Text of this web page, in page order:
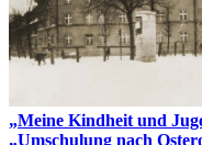
Meine Kindheit und
Umschulung nach